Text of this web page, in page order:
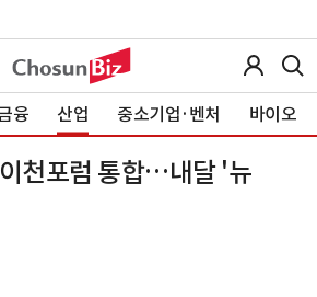
융 산업 중소기업·벤처 바이오
천포럼 통합…내달 '뉴